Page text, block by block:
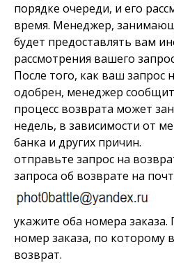
порядке очереди, и его
время. Менеджер,
будет предоставлять вам
рассмотрения вашего
После того, как ваш запрос
одобрен, менеджер
процесс возврата может
недель, в зависимости от
банка и других причин.
отправьте запрос на
запроса об возврате на
укажите оба номера
номер заказа, по которому
возврат.